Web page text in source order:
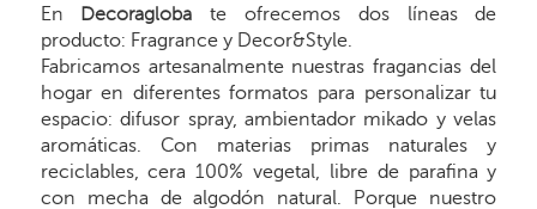
En Decoragloba te ofrecemos dos líneas de
producto: Fragrance y Decor&Style.
Fabricamos artesanalmente nuestras fragancias del
hogar en diferentes formatos para personalizar tu
espacio: difusor spray, ambientador mikado y velas
aromáticas. Con materias primas naturales y
reciclables, cera 100% vegetal, libre de parafina y
con mecha de algodón natural. Porque nuestro